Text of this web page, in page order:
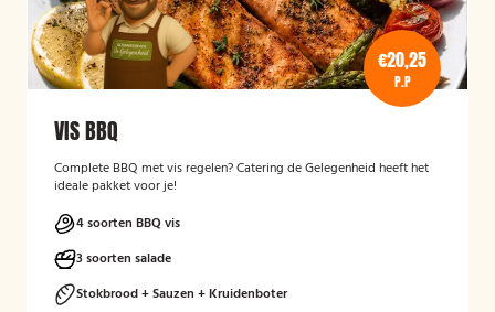
€20,25
P.P
VIS BBQ
Complete BBQ met vis regelen? Catering de Gelegenheid heeft het
ideale pakket voor je!
4 soorten BBQ vis
3 soorten salade
Stokbrood + Sauzen + Kruidenboter